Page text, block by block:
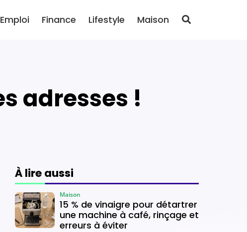
Emploi Finance Lifestyle Maison
adresses !
À lire aussi
15 % de vinaigre pour détartrer
une machine à café, rinçage et
erreurs à éviter
Maison